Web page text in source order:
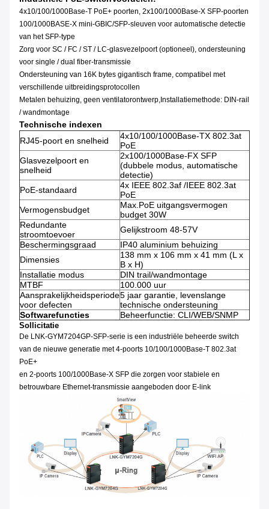
4x10/100/1000Base-T PoE+ poorten, 2x100/1000Base-X SFP-poorten
100/1000BASE-X mini-GBIC/SFP-sleuven voor automatische detectie
van het SFP-type
Zorg voor SC / FC / ST / LC-glasvezelpoort (optioneel), ondersteuning
voor single / dual fiber-transmissie
Ondersteuning van 16K bytes gigantisch frame, compatibel met
verschillende uitbreidingsprotocollen
Metalen behuizing, geen ventilatorontwerp, Installatiemethode: DIN-rail
/ wandmontage
Technische indexen
RJ45-poort en snelheid
4x10/100/1000Base-TX 802.3at
PoE
Glasvezelpoort en
snelheid
2x100/1000Base-FX SFP
(dubbele modus, automatische
detectie)
PoE-standaard
4x IEEE 802.3af /IEEE 802.3at
PoE
Vermogensbudget
Max.PoE uitgangsvermogen
budget 30W
Redundante
stroomtoevoer
Gelijkstroom 48-57V
Beschermingsgraad
IP40 aluminium behuizing
Dimensies
138 mm x 106 mm x 41 mm (L x
B x H)
Installatie modus
DIN trail/wandmontage
MTBF
100.000 uur
Aansprakelijkheidsperiode
voor defecten
5 jaar garantie, levenslange
technische ondersteuning
Softwarefuncties
Beheerfunctie: CLI/WEB/SNMP
Sollicitatie
De LNK-GYM7204GP-SFP-serie is een industriële beheerde switch
van de nieuwe generatie met 4-poorts 10/100/1000Base-T 802.3at
PoE+
en 2-poorts 100/1000Base-X SFP die zorgen voor stabiele en
betrouwbare Ethernet-transmissie aangeboden door E-link